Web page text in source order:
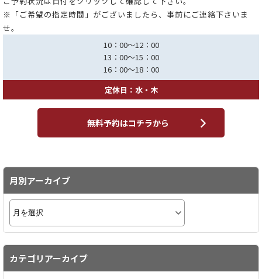
※「ご希望の指定時間」がございましたら、事前にご連絡下さいま
せ。
10：00～12：00
13：00～15：00
16：00～18：00
定休日：水・木
無料予約はコチラから
月別アーカイブ
カテゴリアーカイブ